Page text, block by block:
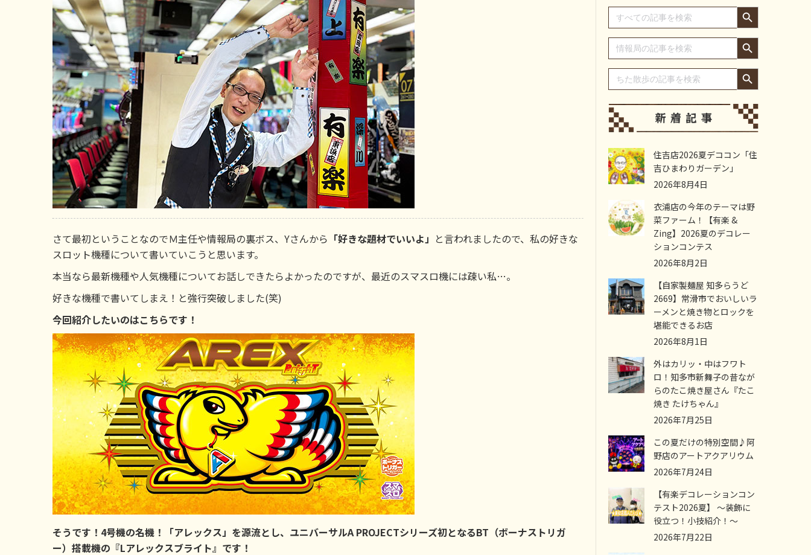
さて最初ということなのでＭ主任や情報局の裏ボス、Yさんから 「好きな題材でいいよ」 と言われましたので、私の好きな
スロット機種について書いていこうと思います。
本当なら最新機種や人気機種についてお話しできたらよかったのですが、最近のスマスロ機には疎い私…。
好きな機種で書いてしまえ！と強行突破しました(笑)
今回紹介したいのはこちらです！
そうです！4号機の名機！「アレックス」を源流とし、ユニバーサルA PROJECTシリーズ初となるBT（ボーナストリガ
ー）搭載機の『Lアレックスブライト』です！
Search
for:
Search Button
Search
for:
Search Button
Search
for:
Search Button
住吉店2026夏デココン「住
吉ひまわりガーデン」
2026年8月4日
衣浦店の今年のテーマは野
菜ファーム！【有楽 &
Zing】2026夏のデコレー
ションコンテス
2026年8月2日
【自家製麺屋 知多らうど
2669】常滑市でおいしいラ
ーメンと焼き物とロックを
堪能できるお店
2026年8月1日
外はカリッ・中はフワト
ロ！知多市新舞子の昔なが
らのたこ焼き屋さん『たこ
焼き たけちゃん』
2026年7月25日
この夏だけの特別空間♪阿
野店のアートアクアリウム
2026年7月24日
【有楽デコレーションコン
テスト2026夏】 ～装飾に
役立つ！小技紹介！～
2026年7月22日